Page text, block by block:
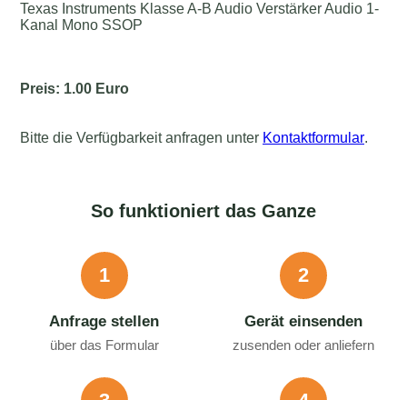
Texas Instruments Klasse A-B Audio Verstärker Audio 1-
Kanal Mono SSOP
Preis: 1.00 Euro
Bitte die Verfügbarkeit anfragen unter Kontaktformular.
So funktioniert das Ganze
1
Anfrage stellen
über das Formular
2
Gerät einsenden
zusenden oder anliefern